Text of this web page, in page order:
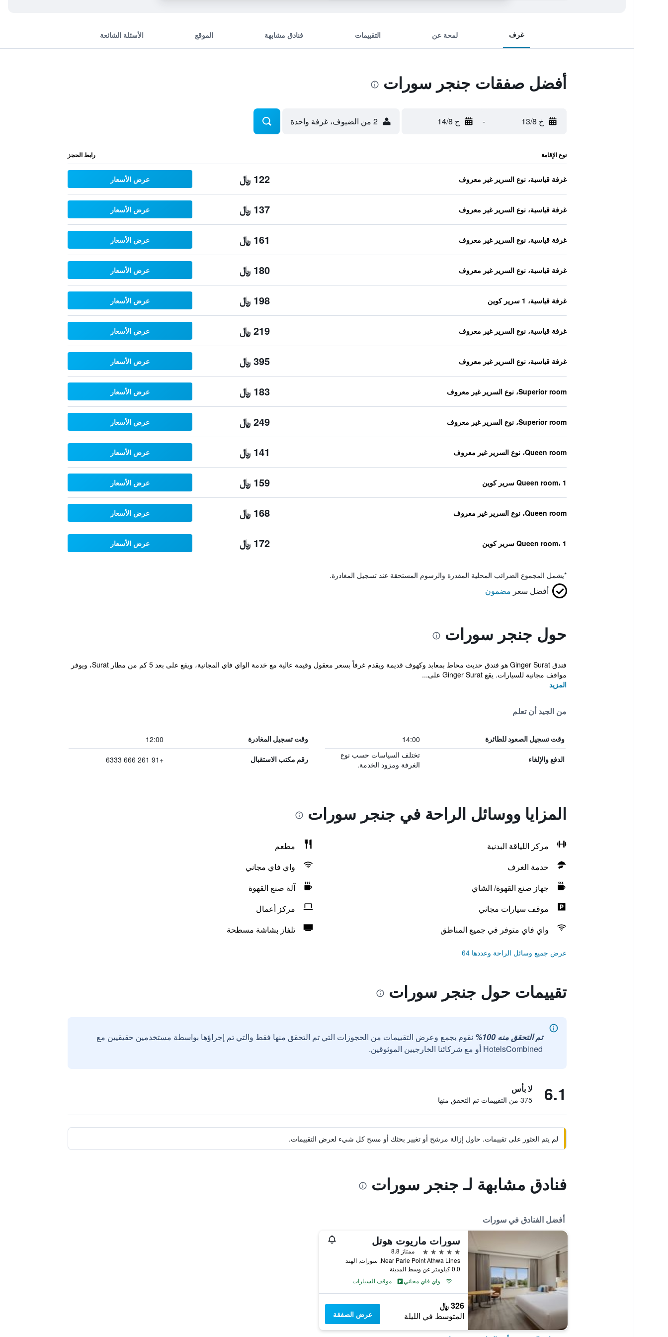
غرف لمحة عن التقييمات فنادق مشابهة الموقع الأسئلة الشائعة
أفضل صفقات جنجر سورات
خ 13/8 - ج 14/8 2 من الضيوف، غرفة واحدة
نوع الإقامة رابط الحجز
غرفة قياسية، نوع السرير غير معروف 122 ﷼ عرض الأسعار
غرفة قياسية، نوع السرير غير معروف 137 ﷼ عرض الأسعار
غرفة قياسية، نوع السرير غير معروف 161 ﷼ عرض الأسعار
غرفة قياسية، نوع السرير غير معروف 180 ﷼ عرض الأسعار
غرفة قياسية، 1 سرير كوين 198 ﷼ عرض الأسعار
غرفة قياسية، نوع السرير غير معروف 219 ﷼ عرض الأسعار
غرفة قياسية، نوع السرير غير معروف 395 ﷼ عرض الأسعار
Superior room، نوع السرير غير معروف 183 ﷼ عرض الأسعار
Superior room، نوع السرير غير معروف 249 ﷼ عرض الأسعار
Queen room، نوع السرير غير معروف 141 ﷼ عرض الأسعار
Queen room، 1 سرير كوين 159 ﷼ عرض الأسعار
Queen room، نوع السرير غير معروف 168 ﷼ عرض الأسعار
Queen room، 1 سرير كوين 172 ﷼ عرض الأسعار
*يشمل المجموع الضرائب المحلية المقدرة والرسوم المستحقة عند تسجيل المغادرة.
أفضل سعر مضمون
حول جنجر سورات
فندق Ginger Surat هو فندق حديث محاط بمعابد وكهوف قديمة ويقدم غرفاً بسعر معقول وقيمة عالية مع خدمة الواي فاي المجانية، ويقع على بعد 5 كم من مطار Surat، ويوفر
مواقف مجانية للسيارات. يقع Ginger Surat على...
المزيد
من الجيد أن تعلم
وقت تسجيل الصعود للطائرة 14:00 وقت تسجيل المغادرة 12:00
الدفع والإلغاء
تختلف السياسات حسب نوع
الغرفة ومزود الخدمة.
رقم مكتب الاستقبال +91 261 666 6333
المزايا ووسائل الراحة في جنجر سورات
مركز اللياقة البدنية
مطعم
خدمة الغرف
واي فاي مجاني
جهاز صنع القهوة/ الشاي
آلة صنع القهوة
موقف سيارات مجاني
مركز أعمال
واي فاي متوفر في جميع المناطق
تلفاز بشاشة مسطحة
عرض جميع وسائل الراحة وعددها 64
تقييمات حول جنجر سورات
تم التحقق منه 100%
نقوم بجمع وعرض التقييمات من الحجوزات التي تم التحقق منها فقط والتي تم إجراؤها بواسطة مستخدمين حقيقيين مع
HotelsCombined أو مع شركائنا الخارجيين الموثوقين.
6.1 لا بأس
375 من التقييمات تم التحقق منها
لم يتم العثور على تقييمات. حاول إزالة مرشح أو تغيير بحثك أو مسح كل شيء لعرض التقييمات.
فنادق مشابهة لـ جنجر سورات
أفضل الفنادق في سورات
سورات ماريوت هوتل
5 نجوم
ممتاز 8.8
Near Parle Point Athwa Lines, سورات, الهند
0.0 كيلومتر عن وسط المدينة
واي فاي مجاني
موقف السيارات
326 ﷼
المتوسط في الليلة عرض الصفقة